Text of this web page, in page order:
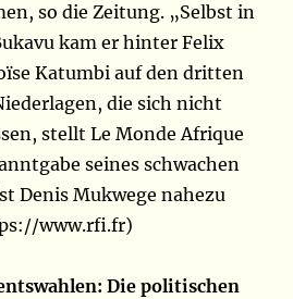
so die Zeitung. „Selbst in
kam er hinter Felix
Katumbi auf den dritten
die sich nicht
stellt Le Monde Afrique
seines schwachen
Denis Mukwege nahezu
www.rfi.fr)
Die politischen